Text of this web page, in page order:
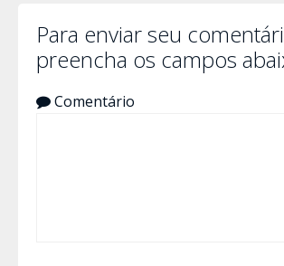
Para enviar seu
preencha os campos
Comentário